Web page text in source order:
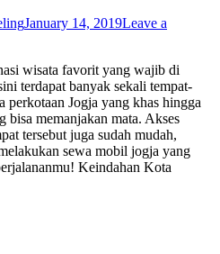
January 14, 2019Leave a
wisata favorit yang wajib di
terdapat banyak sekali tempat-
perkotaan Jogja yang khas hingga
bisa memanjakan mata. Akses
tersebut juga sudah mudah,
sewa mobil jogja yang
Keindahan Kota